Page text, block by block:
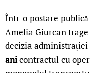
Într-o postare
Amelia Giurcan
decizia
anicontractul cu